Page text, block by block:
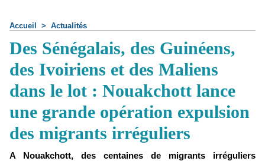
Accueil > Actualités
Des Sénégalais, des Guinéens,
des Ivoiriens et des Maliens
dans le lot : Nouakchott lance
une grande opération expulsion
des migrants irréguliers
A Nouakchott, des centaines de migrants irréguliers